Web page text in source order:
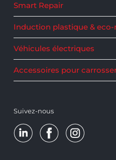
Smart Repair
Induction plastique &
Véhicules électriques
Accessoires pour
Suivez-nous